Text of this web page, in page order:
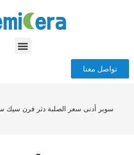
تواصل معنا
سوبر أدنى سعر الصلبة دثر فرن سيك